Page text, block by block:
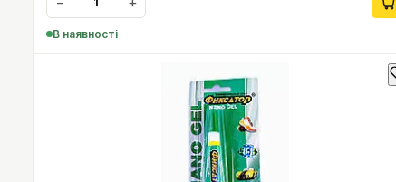
В наявності